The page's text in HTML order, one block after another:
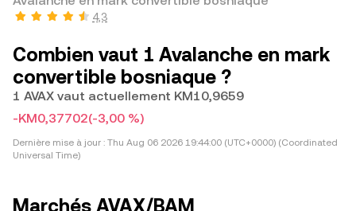
4,3
Combien vaut 1 Avalanche en mark
convertible bosniaque ?
1 AVAX vaut actuellement KM10,9659
-KM0,37702(-3,00 %)
Dernière mise à jour : Thu Aug 06 2026 19:44:00 (UTC+0000) (Coordinated
Universal Time)
Marchés AVAX/BAM